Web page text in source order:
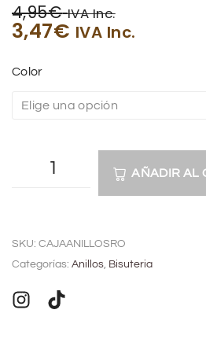
4,95€ IVA Inc.
3,47€ IVA Inc.
Color
AÑADIR AL
t
r
SKU: CAJAANILLOSRO
Categorías: Anillos, Bisuteria